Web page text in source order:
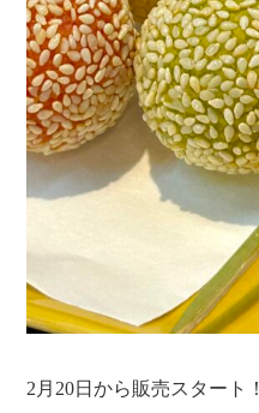
ホーム
ご宿泊
2月20日から販売スタート！